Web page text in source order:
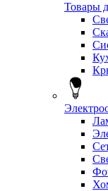
Товары